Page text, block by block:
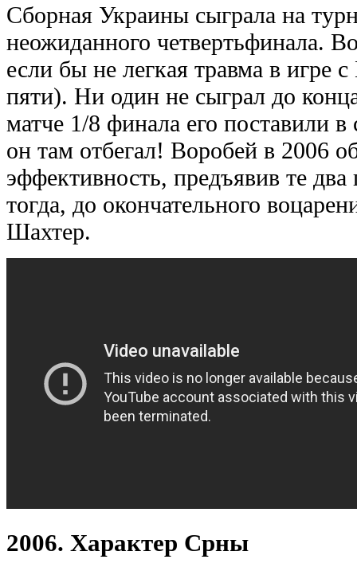
Сборная Украины сыграла на
неожиданного четвертьфинала.
если бы не легкая травма в игре
пяти). Ни один не сыграл до
матче 1/8 финала его поставили
он там отбегал! Воробей в 2006
эффективность, предъявив те
тогда, до окончательного
Шахтер.
2006. Характер Срны